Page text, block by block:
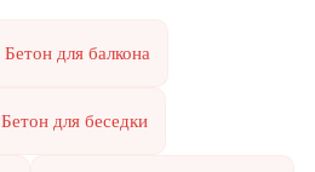
Бетон для балкона
Бетон для беседки